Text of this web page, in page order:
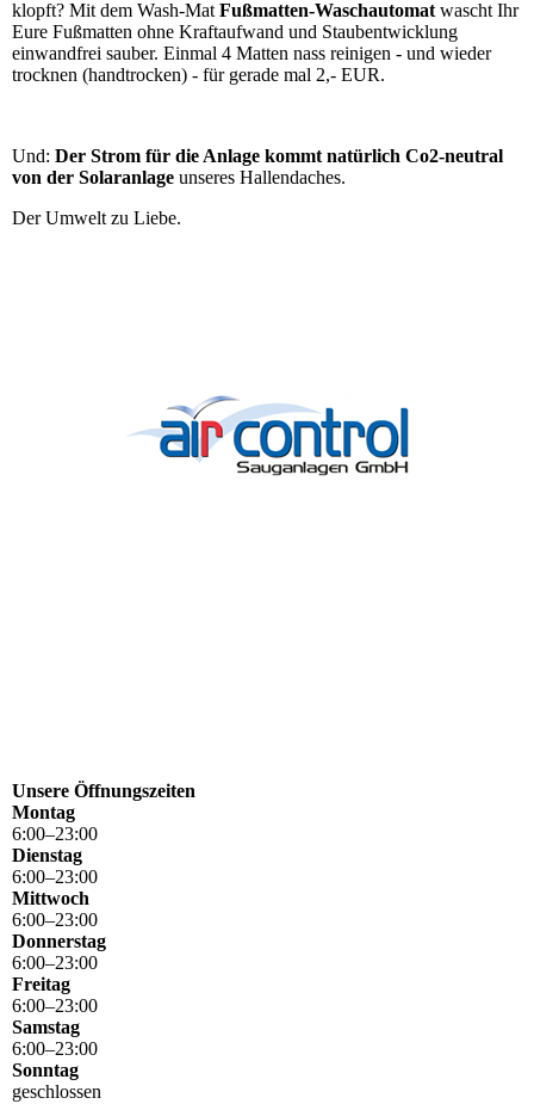
klopft? Mit dem Wash-Mat Fußmatten-Waschautomat wascht Ihr
Eure Fußmatten ohne Kraftaufwand und Staubentwicklung
einwandfrei sauber. Einmal 4 Matten nass reinigen - und wieder
trocknen (handtrocken) - für gerade mal 2,- EUR.
Und: Der Strom für die Anlage kommt natürlich Co2-neutral
von der Solaranlage unseres Hallendaches.
Der Umwelt zu Liebe.
Unsere Öffnungszeiten
Montag
6:00–23:00
Dienstag
6:00–23:00
Mittwoch
6:00–23:00
Donnerstag
6:00–23:00
Freitag
6:00–23:00
Samstag
6:00–23:00
Sonntag
geschlossen